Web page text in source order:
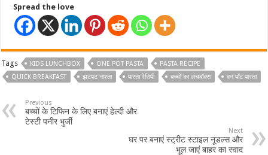
Spread the love
Tags KIDS LUNCHBOX ONE POT PASTA
PASTA RECIPE
QUICK BREAKFAST
झटपट नाश्ता पास्ता रेसिपी बच्चों का लंचबॉक्स वन पॉट पास्ता
Previous
बच्चों के टिफिन के लिए बनाएं हेल्दी और
टेस्टी पनीर भुर्जी
Next
घर पर बनाएं स्ट्रीट स्टाइल नूडल्स और
भूल जाएं बाहर का स्वाद